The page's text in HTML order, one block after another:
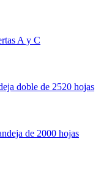
A y C
doble de 2520 hojas
de 2000 hojas